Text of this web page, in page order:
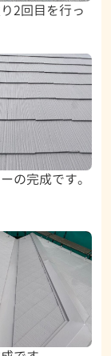
2回目を行っ
の完成です。